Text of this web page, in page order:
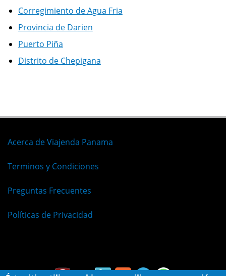
Corregimiento de Agua Fria
Provincia de Darien
Puerto Piña
Distrito de Chepigana
Acerca de Viajenda Panama
Terminos y Condiciones
Preguntas Frecuentes
Políticas de Privacidad